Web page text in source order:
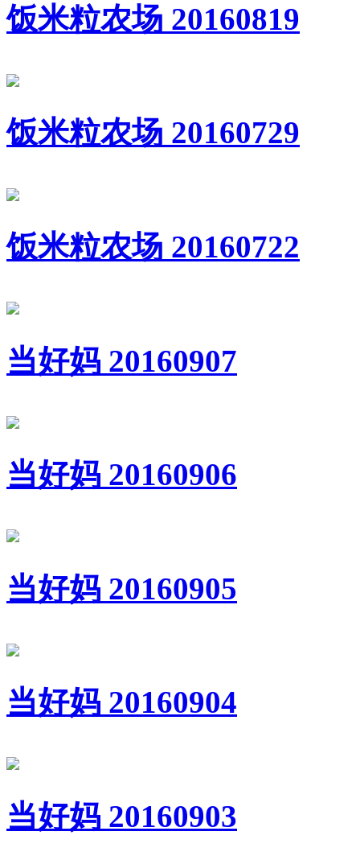
饭米粒农场 20160819
饭米粒农场 20160729
饭米粒农场 20160722
当好妈 20160907
当好妈 20160906
当好妈 20160905
当好妈 20160904
当好妈 20160903